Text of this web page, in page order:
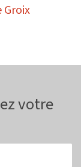
votre